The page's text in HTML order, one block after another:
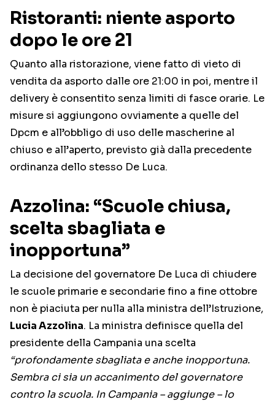
Ristoranti: niente asporto
dopo le ore 21
Quanto alla ristorazione, viene fatto di vieto di
vendita da asporto dalle ore 21:00 in poi, mentre il
delivery è consentito senza limiti di fasce orarie. Le
misure si aggiungono ovviamente a quelle del
Dpcm e all’obbligo di uso delle mascherine al
chiuso e all’aperto, previsto già dalla precedente
ordinanza dello stesso De Luca.
Azzolina: “Scuole chiusa,
scelta sbagliata e
inopportuna”
La decisione del governatore De Luca di chiudere
le scuole primarie e secondarie fino a fine ottobre
non è piaciuta per nulla alla ministra dell’Istruzione,
Lucia Azzolina. La ministra definisce quella del
presidente della Campania una scelta
“profondamente sbagliata e anche inopportuna.
Sembra ci sia un accanimento del governatore
contro la scuola. In Campania – aggiunge – lo